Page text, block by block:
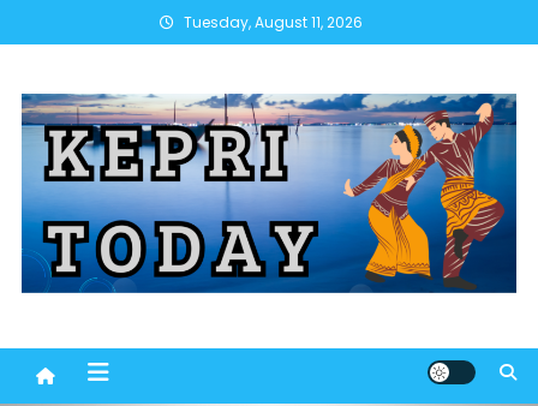
to
Tuesday, August 11, 2026